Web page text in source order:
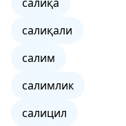
салиқали
салим
салимлик
салицил